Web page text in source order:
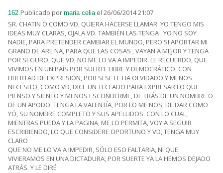
162.Publicado por maria celia el 26/06/2014 21:07
SR. CHATIN O COMO VD, QUIERA HACERSE LLAMAR. YO TENGO MIS
IDEAS MUY CLARAS, OJALA VD. TAMBIÉN LAS TENGA . YO NO SOY
NADIE, PARA PRETENDER CAMBIAR EL MUNDO, PERO SI APORTAR MI
GRANO DE ARE NA, PARA QUE LAS COSAS , VAYAN A MEJOR Y TENGA
POR SEGURO, QUE VD, NO ME LO VA A IMPEDIR. LE RECUERDO, QUE
VIVIMOS EN UN PAÍS POR SUERTE LIBRE Y DEMOCRÁTICO, CON
LIBERTAD DE EXPRESIÓN, POR SI SE LE HA OLVIDADO Y MENOS
NECESITO, COMO VD, DICE UN TECLADO PARA EXPRESAR LO QUE
PIENSO Y SIENTO Y MENOS ESCONDERME, DE TRÁS DE UN NOMBRE O
DE UN APODO. TENGA LA VALENTÍA, POR LO ME NOS, DE DAR COMO
YÓ, SU NOMBRE COMPLETO Y SUS APELLIDOS. CON LO CUAL,
MIENTRAS PUEDA Y LA PAGINA, ME LO PERMITA, VOY A SEGUIR
ESCRIBIENDO, LO QUE CONSIDERE OPORTUNO Y VD, TENGA MUY
CLARO
QUE NO ME LO VA A IMPEDIR, SÓLO ESO FALTARIA, NI QUE
VIVIERAMOS EN UNA DICTADURA, POR SUERTE YA LA HEMOS DEJADO
ATRÁS. Y LE DIRÉ